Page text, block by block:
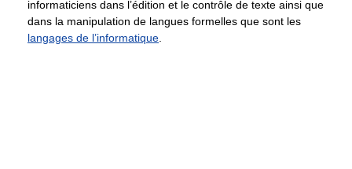
informaticiens dans l’édition et le contrôle de texte ainsi que
dans la manipulation de langues formelles que sont les
langages de l’informatique